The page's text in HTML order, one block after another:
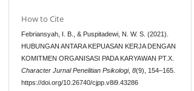
How to Cite
Febriansyah, I. B., & Puspitadewi, N. W. S. (2021).
HUBUNGAN ANTARA KEPUASAN KERJA DENGAN
KOMITMEN ORGANISASI PADA KARYAWAN PT.X.
Character Jurnal Penelitian Psikologi,8(9), 154–165.
https://doi.org/10.26740/cjpp.v8i9.43286